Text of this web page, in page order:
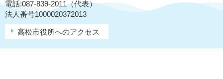
電話:087-839-2011（代表）
法人番号1000020372013
高松市役所へのアクセス